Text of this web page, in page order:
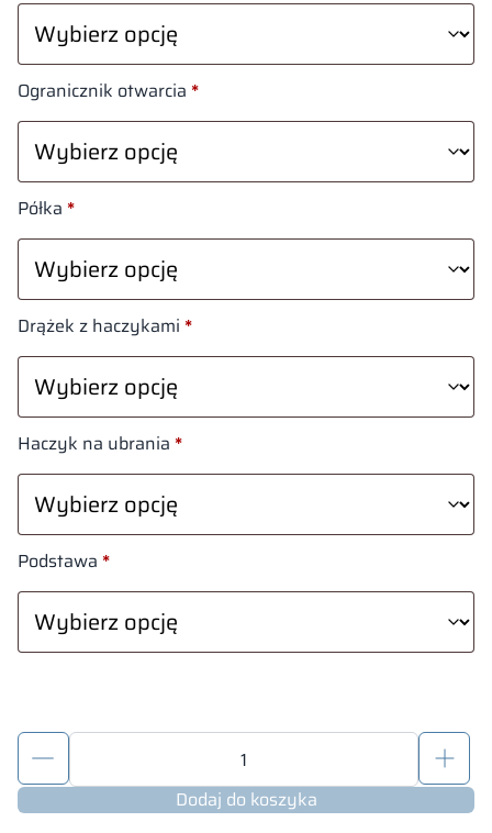
Ogranicznik otwarcia *
Półka *
Drążek z haczykami *
Haczyk na ubrania *
Podstawa *
ilość
metalowa
Dodaj do koszyka